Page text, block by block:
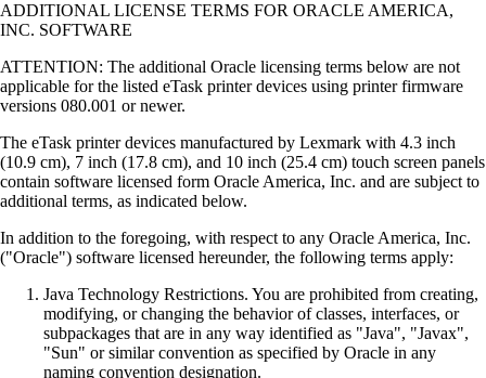
ADDITIONAL LICENSE TERMS FOR ORACLE AMERICA,
INC. SOFTWARE
ATTENTION: The additional Oracle licensing terms below are not
applicable for the listed eTask printer devices using printer firmware
versions 080.001 or newer.
The eTask printer devices manufactured by Lexmark with 4.3 inch
(10.9 cm), 7 inch (17.8 cm), and 10 inch (25.4 cm) touch screen panels
contain software licensed form Oracle America, Inc. and are subject to
additional terms, as indicated below.
In addition to the foregoing, with respect to any Oracle America, Inc.
("Oracle") software licensed hereunder, the following terms apply:
Java Technology Restrictions. You are prohibited from creating,
modifying, or changing the behavior of classes, interfaces, or
subpackages that are in any way identified as "Java", "Javax",
"Sun" or similar convention as specified by Oracle in any
naming convention designation.